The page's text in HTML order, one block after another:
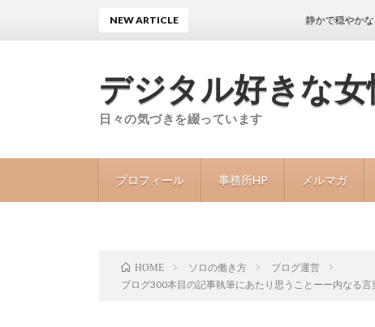
デジタル好きな
日々の気づきを綴っています
プロフィール 事務所HP メルマガ
NEW ARTICLE 静かで穏やかな日々が
HOME ソロの働き方
ブログ運営
ブログ300本目の記事執筆にあたり思うことーー内なる